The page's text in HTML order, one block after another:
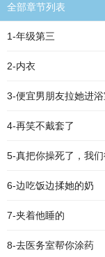
全部章节列表
1-年级第三
2-内衣
3-便宜男朋友拉她进
4-再笑不戴套了
5-真把你操死了，我
6-边吃饭边揉她的奶
7-夹着他睡的
8-去医务室帮你涂药